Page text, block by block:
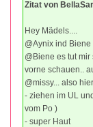
Zitat von
Hey Mädels....
@Aynix ind
@Biene es tut
vorne schauen..
@missy... also
- ziehen im UL
vom Po )
- super Haut